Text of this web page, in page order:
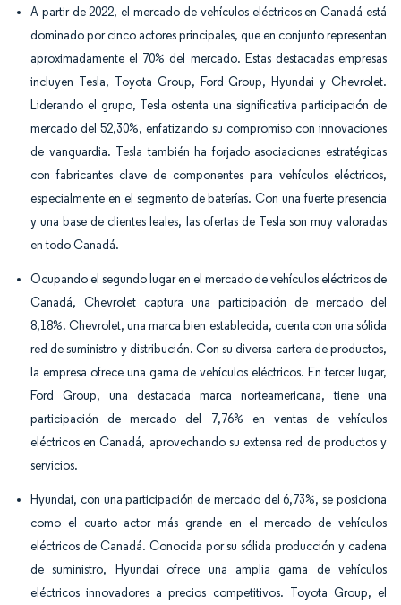
A partir de 2022, el mercado de vehículos eléctricos en Canadá está
dominado por cinco actores principales, que en conjunto representan
aproximadamente el 70% del mercado. Estas destacadas empresas
incluyen Tesla, Toyota Group, Ford Group, Hyundai y Chevrolet.
Liderando el grupo, Tesla ostenta una significativa participación de
mercado del 52,30%, enfatizando su compromiso con innovaciones
de vanguardia. Tesla también ha forjado asociaciones estratégicas
con fabricantes clave de componentes para vehículos eléctricos,
especialmente en el segmento de baterías. Con una fuerte presencia
y una base de clientes leales, las ofertas de Tesla son muy valoradas
en todo Canadá.
Ocupando el segundo lugar en el mercado de vehículos eléctricos de
Canadá, Chevrolet captura una participación de mercado del
8,18%. Chevrolet, una marca bien establecida, cuenta con una sólida
red de suministro y distribución. Con su diversa cartera de productos,
la empresa ofrece una gama de vehículos eléctricos. En tercer lugar,
Ford Group, una destacada marca norteamericana, tiene una
participación de mercado del 7,76% en ventas de vehículos
eléctricos en Canadá, aprovechando su extensa red de productos y
servicios.
Hyundai, con una participación de mercado del 6,73%, se posiciona
como el cuarto actor más grande en el mercado de vehículos
eléctricos de Canadá. Conocida por su sólida producción y cadena
de suministro, Hyundai ofrece una amplia gama de vehículos
eléctricos innovadores a precios competitivos. Toyota Group, el